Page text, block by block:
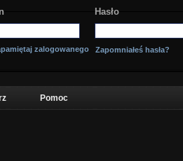
Hasło
zalogowanego Zapomniałeś hasła?
Pomoc